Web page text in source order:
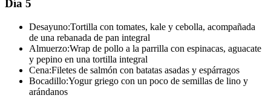
Día 5
Desayuno:Tortilla con tomates, kale y cebolla, acompañada
de una rebanada de pan integral
Almuerzo:Wrap de pollo a la parrilla con espinacas, aguacate
y pepino en una tortilla integral
Cena:Filetes de salmón con batatas asadas y espárragos
Bocadillo:Yogur griego con un poco de semillas de lino y
arándanos